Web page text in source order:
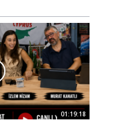
01:19:18